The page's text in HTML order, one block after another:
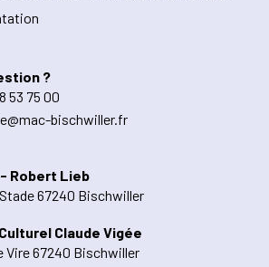
?
53 75 00
bischwiller.fr
- Robert Lieb
Stade 67240 Bischwiller
Claude Vigée
Vire 67240 Bischwiller